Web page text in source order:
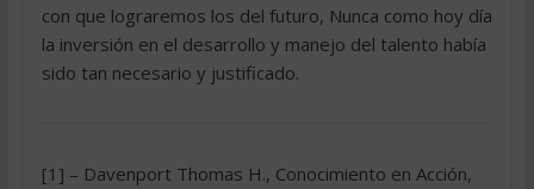
con que lograremos los del futuro, Nunca como hoy día
la inversión en el desarrollo y manejo del talento había
sido tan necesario y justificado.
[1] – Davenport Thomas H., Conocimiento en Acción,